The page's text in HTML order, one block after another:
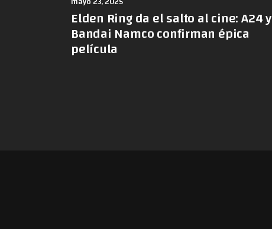
Elden Ring da el salto al cine: A24 y
Bandai Namco confirman épica
película